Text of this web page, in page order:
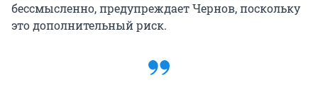
бессмысленно, предупреждает Чернов, поскольку
это дополнительный риск.